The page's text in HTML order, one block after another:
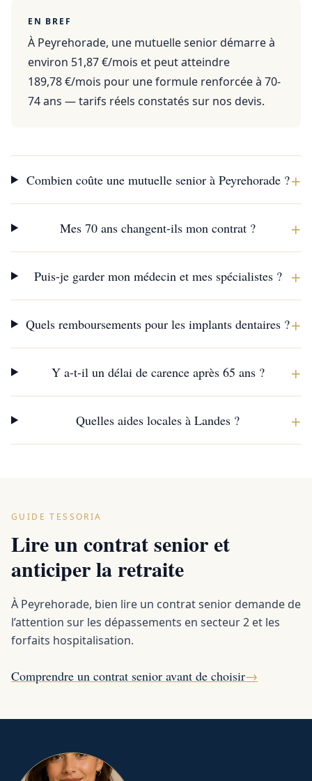
EN BREF
À Peyrehorade, une mutuelle senior démarre à
environ 51,87 €/mois et peut atteindre
189,78 €/mois pour une formule renforcée à 70-
74 ans — tarifs réels constatés sur nos devis.
Combien coûte une mutuelle senior à Peyrehorade ?+
Mes 70 ans changent-ils mon contrat ? +
Puis-je garder mon médecin et mes spécialistes ? +
Quels remboursements pour les implants dentaires ?+
Y a-t-il un délai de carence après 65 ans ? +
Quelles aides locales à Landes ? +
GUIDE TESSORIA
Lire un contrat senior et
anticiper la retraite
À Peyrehorade, bien lire un contrat senior demande de
l’attention sur les dépassements en secteur 2 et les
forfaits hospitalisation.
Comprendre un contrat senior avant de choisir→